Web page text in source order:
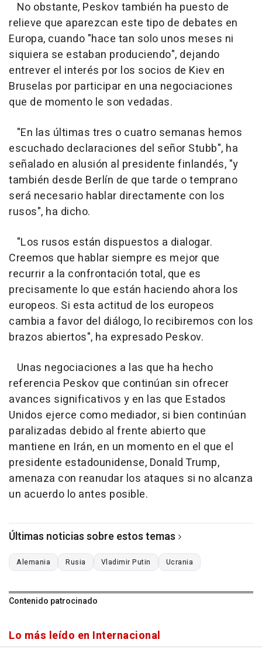
No obstante, Peskov también ha puesto de
relieve que aparezcan este tipo de debates en
Europa, cuando "hace tan solo unos meses ni
siquiera se estaban produciendo", dejando
entrever el interés por los socios de Kiev en
Bruselas por participar en una negociaciones
que de momento le son vedadas.
"En las últimas tres o cuatro semanas hemos
escuchado declaraciones del señor Stubb", ha
señalado en alusión al presidente finlandés, "y
también desde Berlín de que tarde o temprano
será necesario hablar directamente con los
rusos", ha dicho.
"Los rusos están dispuestos a dialogar.
Creemos que hablar siempre es mejor que
recurrir a la confrontación total, que es
precisamente lo que están haciendo ahora los
europeos. Si esta actitud de los europeos
cambia a favor del diálogo, lo recibiremos con los
brazos abiertos", ha expresado Peskov.
Unas negociaciones a las que ha hecho
referencia Peskov que continúan sin ofrecer
avances significativos y en las que Estados
Unidos ejerce como mediador, si bien continúan
paralizadas debido al frente abierto que
mantiene en Irán, en un momento en el que el
presidente estadounidense, Donald Trump,
amenaza con reanudar los ataques si no alcanza
un acuerdo lo antes posible.
Últimas noticias sobre estos temas
Alemania Rusia Vladimir Putin Ucrania
Contenido patrocinado
Lo más leído en Internacional